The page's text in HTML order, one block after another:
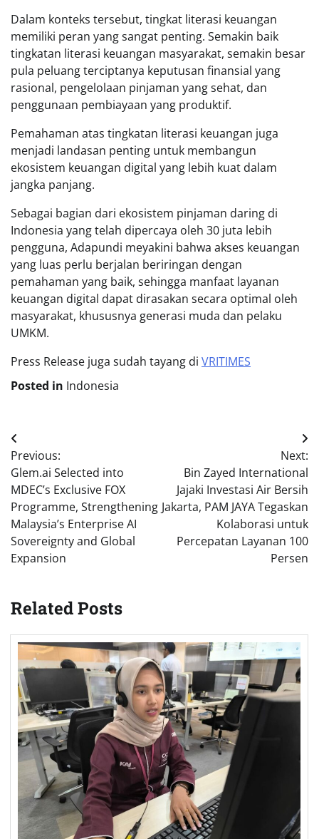
Dalam konteks tersebut, tingkat literasi keuangan
memiliki peran yang sangat penting. Semakin baik
tingkatan literasi keuangan masyarakat, semakin besar
pula peluang terciptanya keputusan finansial yang
rasional, pengelolaan pinjaman yang sehat, dan
penggunaan pembiayaan yang produktif.
Pemahaman atas tingkatan literasi keuangan juga
menjadi landasan penting untuk membangun
ekosistem keuangan digital yang lebih kuat dalam
jangka panjang.
Sebagai bagian dari ekosistem pinjaman daring di
Indonesia yang telah dipercaya oleh 30 juta lebih
pengguna, Adapundi meyakini bahwa akses keuangan
yang luas perlu berjalan beriringan dengan
pemahaman yang baik, sehingga manfaat layanan
keuangan digital dapat dirasakan secara optimal oleh
masyarakat, khususnya generasi muda dan pelaku
UMKM.
Press Release juga sudah tayang di VRITIMES
Posted in Indonesia
Post
navigation
Previous:
Glem.ai Selected into
MDEC’s Exclusive FOX
Programme, Strengthening
Malaysia’s Enterprise AI
Sovereignty and Global
Expansion
Next:
Bin Zayed International
Jajaki Investasi Air Bersih
Jakarta, PAM JAYA Tegaskan
Kolaborasi untuk
Percepatan Layanan 100
Persen
Related Posts